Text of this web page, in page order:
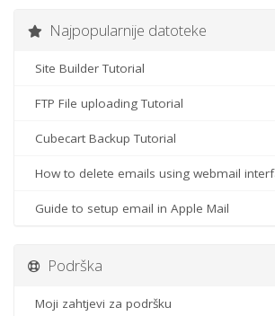
Najpopularnije datoteke
Site Builder Tutorial
FTP File uploading Tutorial
Cubecart Backup Tutorial
How to delete emails using webmail
Guide to setup email in Apple Mail
Podrška
Moji zahtjevi za podršku